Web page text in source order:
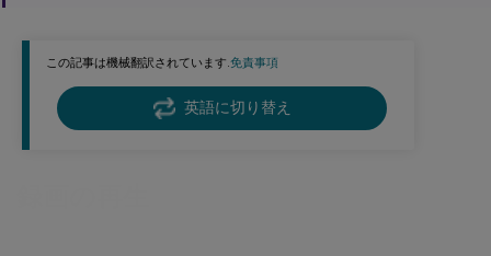
この記事は機械翻訳されています.免責事項
英語に切り替え